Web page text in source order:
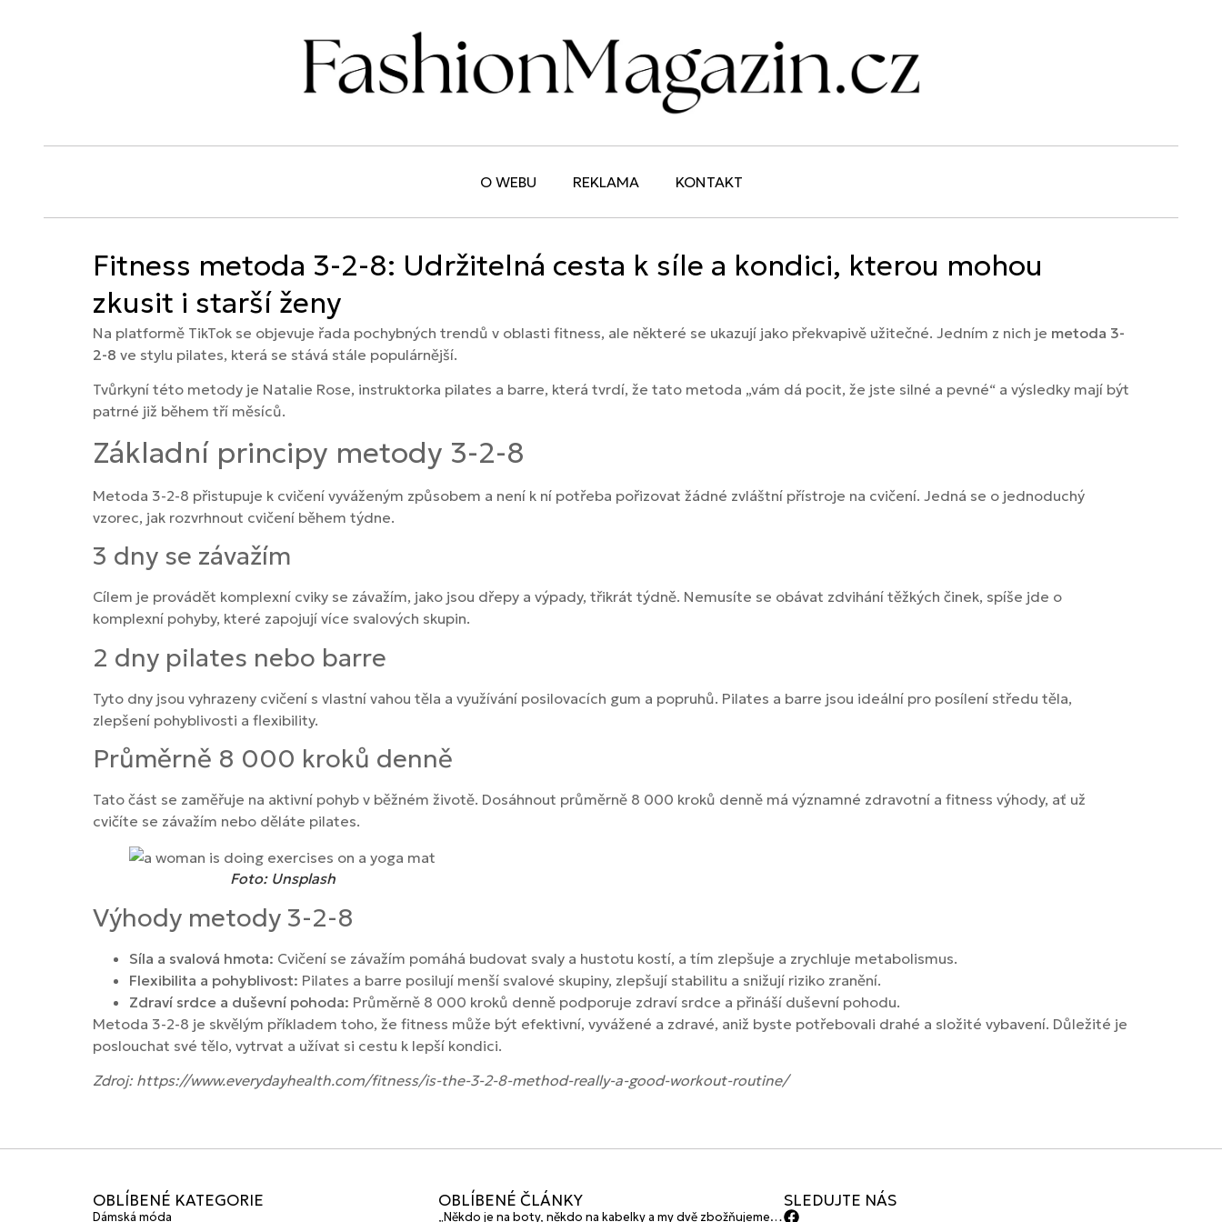
O WEBU REKLAMA KONTAKT
Fitness metoda 3-2-8: Udržitelná cesta k síle a kondici, kterou mohou
zkusit i starší ženy
Na platformě TikTok se objevuje řada pochybných trendů v oblasti fitness, ale některé se ukazují jako překvapivě užitečné. Jedním z nich je metoda 3-
2-8 ve stylu pilates, která se stává stále populárnější.
Tvůrkyní této metody je Natalie Rose, instruktorka pilates a barre, která tvrdí, že tato metoda „vám dá pocit, že jste silné a pevné“ a výsledky mají být
patrné již během tří měsíců.
Základní principy metody 3-2-8
Metoda 3-2-8 přistupuje k cvičení vyváženým způsobem a není k ní potřeba pořizovat žádné zvláštní přístroje na cvičení. Jedná se o jednoduchý
vzorec, jak rozvrhnout cvičení během týdne.
3 dny se závažím
Cílem je provádět komplexní cviky se závažím, jako jsou dřepy a výpady, třikrát týdně. Nemusíte se obávat zdvihání těžkých činek, spíše jde o
komplexní pohyby, které zapojují více svalových skupin.
2 dny pilates nebo barre
Tyto dny jsou vyhrazeny cvičení s vlastní vahou těla a využívání posilovacích gum a popruhů. Pilates a barre jsou ideální pro posílení středu těla,
zlepšení pohyblivosti a flexibility.
Průměrně 8 000 kroků denně
Tato část se zaměřuje na aktivní pohyb v běžném životě. Dosáhnout průměrně 8 000 kroků denně má významné zdravotní a fitness výhody, ať už
cvičíte se závažím nebo děláte pilates.
Foto: Unsplash
Výhody metody 3-2-8
Síla a svalová hmota: Cvičení se závažím pomáhá budovat svaly a hustotu kostí, a tím zlepšuje a zrychluje metabolismus.
Flexibilita a pohyblivost: Pilates a barre posilují menší svalové skupiny, zlepšují stabilitu a snižují riziko zranění.
Zdraví srdce a duševní pohoda: Průměrně 8 000 kroků denně podporuje zdraví srdce a přináší duševní pohodu.
Metoda 3-2-8 je skvělým příkladem toho, že fitness může být efektivní, vyvážené a zdravé, aniž byste potřebovali drahé a složité vybavení. Důležité je
poslouchat své tělo, vytrvat a užívat si cestu k lepší kondici.
Zdroj: https://www.everydayhealth.com/fitness/is-the-3-2-8-method-really-a-good-workout-routine/
OBLÍBENÉ KATEGORIE
Dámská móda
OBLÍBENÉ ČLÁNKY
„Někdo je na boty, někdo na kabelky a my dvě zbožňujeme
SLEDUJTE NÁS